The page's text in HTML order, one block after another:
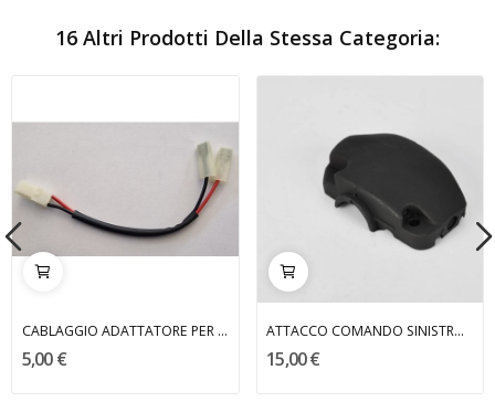
16 Altri Prodotti Della Stessa Categoria:
CABLAGGIO ADATTATORE PER CONTA CHILOMETRI MALAGUTI
5,00 €
ATTACCO COMANDO SINISTRO F15 2° DISCO MALAGUTI
15,00 €